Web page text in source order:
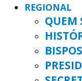
REGIONAL
QUEM
BISPOS